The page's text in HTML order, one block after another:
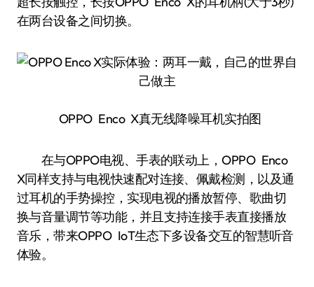
在两台设备之间切换。
OPPO Enco X真无线降噪耳机实拍图
在与OPPO电视、手表的联动上，OPPO Enco
X同样支持与电视快速配对连接、佩戴检测，以及通
过耳机的手势操控，实现电视的播放暂停、歌曲切
换与音量调节等功能，并且支持连接手表直接播放
音乐，带来OPPO IoT生态下多设备交互的智慧听音
体验。